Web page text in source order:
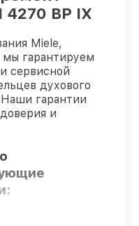
BP IX
Miele,
гарантируем
сервисной
духового
гарантии
и